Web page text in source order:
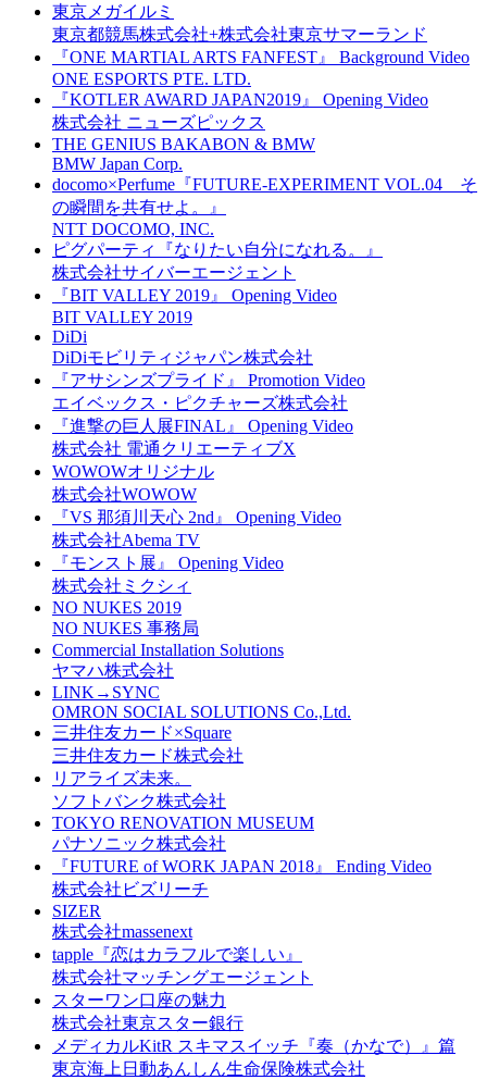
東京メガイルミ
東京都競馬株式会社+株式会社東京サマーランド
『ONE MARTIAL ARTS FANFEST』 Background Video
ONE ESPORTS PTE. LTD.
『KOTLER AWARD JAPAN2019』 Opening Video
株式会社 ニューズピックス
THE GENIUS BAKABON & BMW
BMW Japan Corp.
docomo×Perfume『FUTURE-EXPERIMENT VOL.04 そ
の瞬間を共有せよ。』
NTT DOCOMO, INC.
ピグパーティ『なりたい自分になれる。』
株式会社サイバーエージェント
『BIT VALLEY 2019』 Opening Video
BIT VALLEY 2019
DiDi
DiDiモビリティジャパン株式会社
『アサシンズプライド』 Promotion Video
エイベックス・ピクチャーズ株式会社
『進撃の巨人展FINAL』 Opening Video
株式会社 電通クリエーティブX
WOWOWオリジナル
株式会社WOWOW
『VS 那須川天心 2nd』 Opening Video
株式会社Abema TV
『モンスト展』 Opening Video
株式会社ミクシィ
NO NUKES 2019
NO NUKES 事務局
Commercial Installation Solutions
ヤマハ株式会社
LINK→SYNC
OMRON SOCIAL SOLUTIONS Co.,Ltd.
三井住友カード×Square
三井住友カード株式会社
リアライズ未来。
ソフトバンク株式会社
TOKYO RENOVATION MUSEUM
パナソニック株式会社
『FUTURE of WORK JAPAN 2018』 Ending Video
株式会社ビズリーチ
SIZER
株式会社massenext
tapple『恋はカラフルで楽しい』
株式会社マッチングエージェント
スターワン口座の魅力
株式会社東京スター銀行
メディカルKitR スキマスイッチ『奏（かなで）』篇
東京海上⽇動あんしん⽣命保険株式会社